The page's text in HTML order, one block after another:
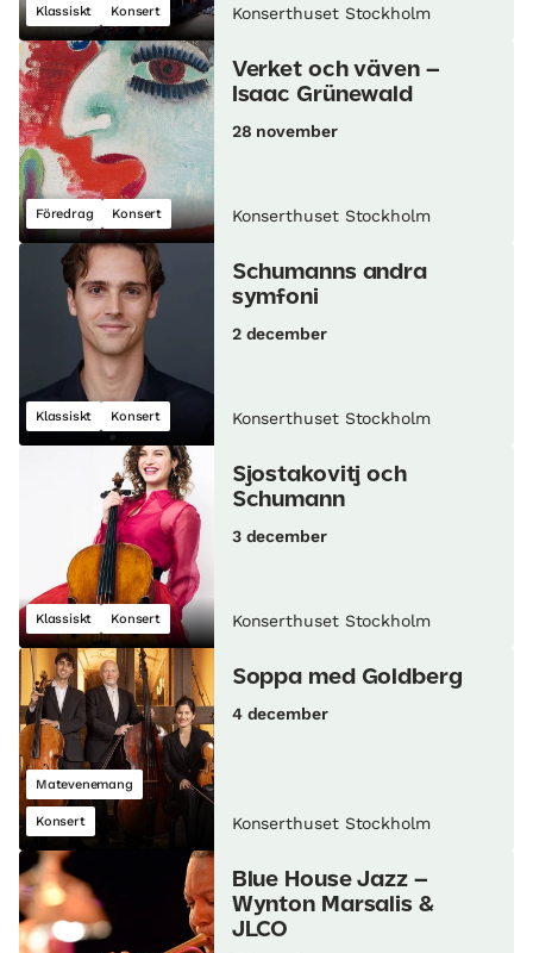
Klassiskt Konsert Konserthuset Stockholm
Föredrag Konsert
Verket och väven –
Isaac Grünewald
28 november
Konserthuset Stockholm
Klassiskt Konsert
Schumanns andra
symfoni
2 december
Konserthuset Stockholm
Klassiskt Konsert
Sjostakovitj och
Schumann
3 december
Konserthuset Stockholm
Matevenemang
Konsert
Soppa med Goldberg
4 december
Konserthuset Stockholm
Blue House Jazz –
Wynton Marsalis &
JLCO